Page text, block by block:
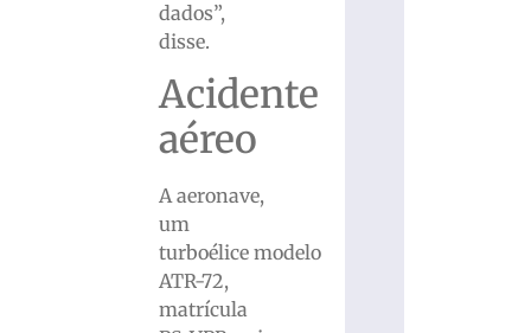
dados”,
disse.
Acidente
aéreo
A aeronave,
um
turboélice modelo
ATR-72,
matrícula